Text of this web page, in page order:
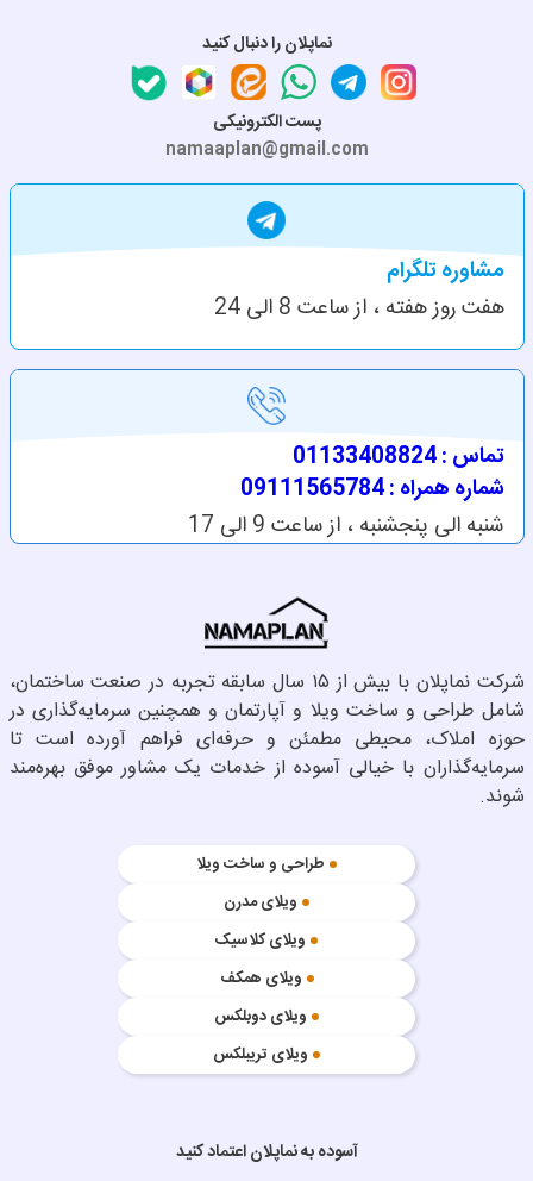
نماپلان را دنبال کنید
پست الکترونیکی
namaaplan@gmail.com
مشاوره تلگرام
هفت روز هفته ، از ساعت 8 الی 24
تماس : 01133408824
شماره همراه : 09111565784
شنبه الی پنجشنبه ، از ساعت 9 الی 17
شرکت نماپلان با بیش از ۱۵ سال سابقه تجربه در صنعت ساختمان،
شامل طراحی و ساخت ویلا و آپارتمان و همچنین سرمایه‌گذاری در
حوزه املاک، محیطی مطمئن و حرفه‌ای فراهم آورده است تا
سرمایه‌گذاران با خیالی آسوده از خدمات یک مشاور موفق بهره‌مند
شوند.
طراحی و ساخت ویلا
ویلای مدرن
ویلای کلاسیک
ویلای همکف
ویلای دوبلکس
ویلای تریبلکس
آسوده به نماپلان اعتماد کنید